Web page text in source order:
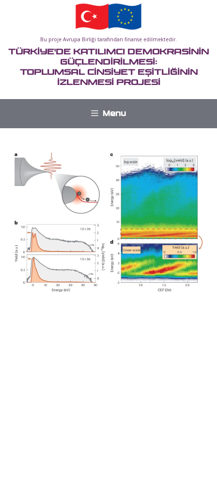
Bu proje Avrupa Birliği tarafından finanse edilmektedir.
TÜRKİYE'DE KATILIMCI DEMOKRASİNİN
GÜÇLENDİRİLMESİ:
TOPLUMSAL CİNSİYET EŞİTLİĞİNİN
İZLENMESİ PROJESİ
Menu